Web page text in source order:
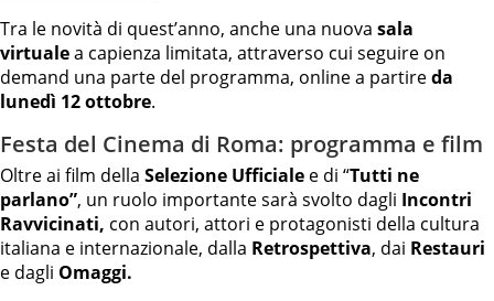
Tra le novità di quest’anno, anche una nuova sala
virtualea capienza limitata, attraverso cui seguire on
demand una parte del programma, online a partireda
lunedì 12 ottobre.
Festa del Cinema di Roma: programma e film
Oltre ai film della Selezione Ufficiale e di “Tutti ne
parlano”, un ruolo importante sarà svolto dagli Incontri
Ravvicinati, con autori, attori e protagonisti della cultura
italiana e internazionale, dalla Retrospettiva, dai Restauri
e dagli Omaggi.